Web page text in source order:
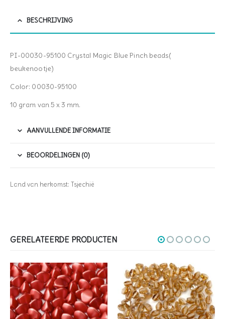
BESCHRIJVING
PI-00030-95100 Crystal Magic Blue Pinch beads(
beukenootje)
Color: 00030-95100
10 gram van 5 x 3 mm.
AANVULLENDE INFORMATIE
BEOORDELINGEN (0)
Land van herkomst: Tsjechië
GERELATEERDE PRODUCTEN